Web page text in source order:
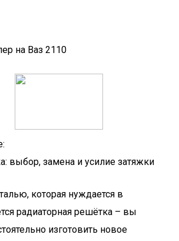
на Ваз 2110
выбор, замена и усилие затяжки
которая нуждается в
радиаторная решётка – вы
изготовить новое